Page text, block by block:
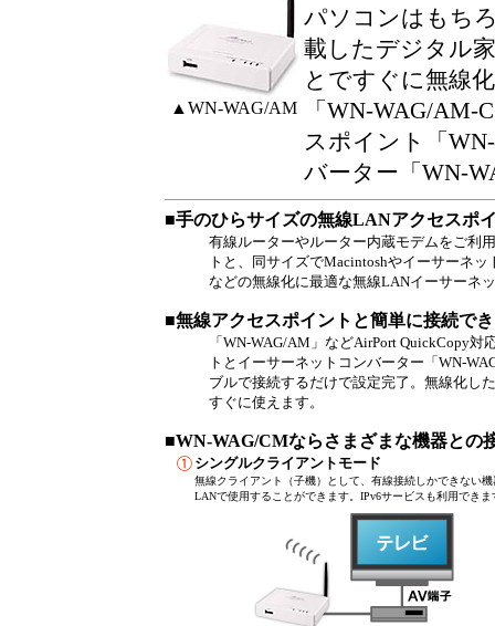
▲WN-WAG/AM
パソコンはもち
載したデジタル
とですぐに無線
「WN-WAG/
スポイント「
バーター「WN-
■手のひらサイズの無線LANアクセスポ
有線ルーターやルーター内蔵モデムをご利
トと、同サイズでMacintoshやイーサーネ
などの無線化に最適な無線LANイーサーネ
■無線アクセスポイントと簡単に接続で
「WN-WAG/AM」などAirPort QuickCopy対
トとイーサーネットコンバーター「WN-
ブルで接続するだけで設定完了。無線化し
すぐに使えます。
■WN-WAG/CMならさまざまな機器との
シングルクライアントモード
無線クライアント（子機）として、有線接続しかできない
LANで使用することができます。IPv6サービスも利用できま